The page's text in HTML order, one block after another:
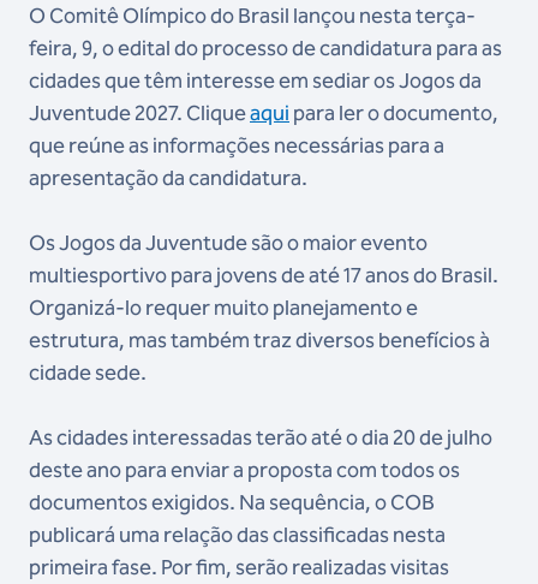
O Comitê Olímpico do Brasil lançou nesta terça-
feira, 9, o edital do processo de candidatura para as
cidades que têm interesse em sediar os Jogos da
Juventude 2027. Cliqueaqui para ler o documento,
que reúne as informações necessárias para a
apresentação da candidatura.
Os Jogos da Juventude são o maior evento
multiesportivo para jovens de até 17 anos do Brasil.
Organizá-lo requer muito planejamento e
estrutura, mas também traz diversos benefícios à
cidade sede.
As cidades interessadas terão até o dia 20 de julho
deste ano para enviar a proposta com todos os
documentos exigidos. Na sequência, o COB
publicará uma relação das classificadas nesta
primeira fase. Por fim, serão realizadas visitas